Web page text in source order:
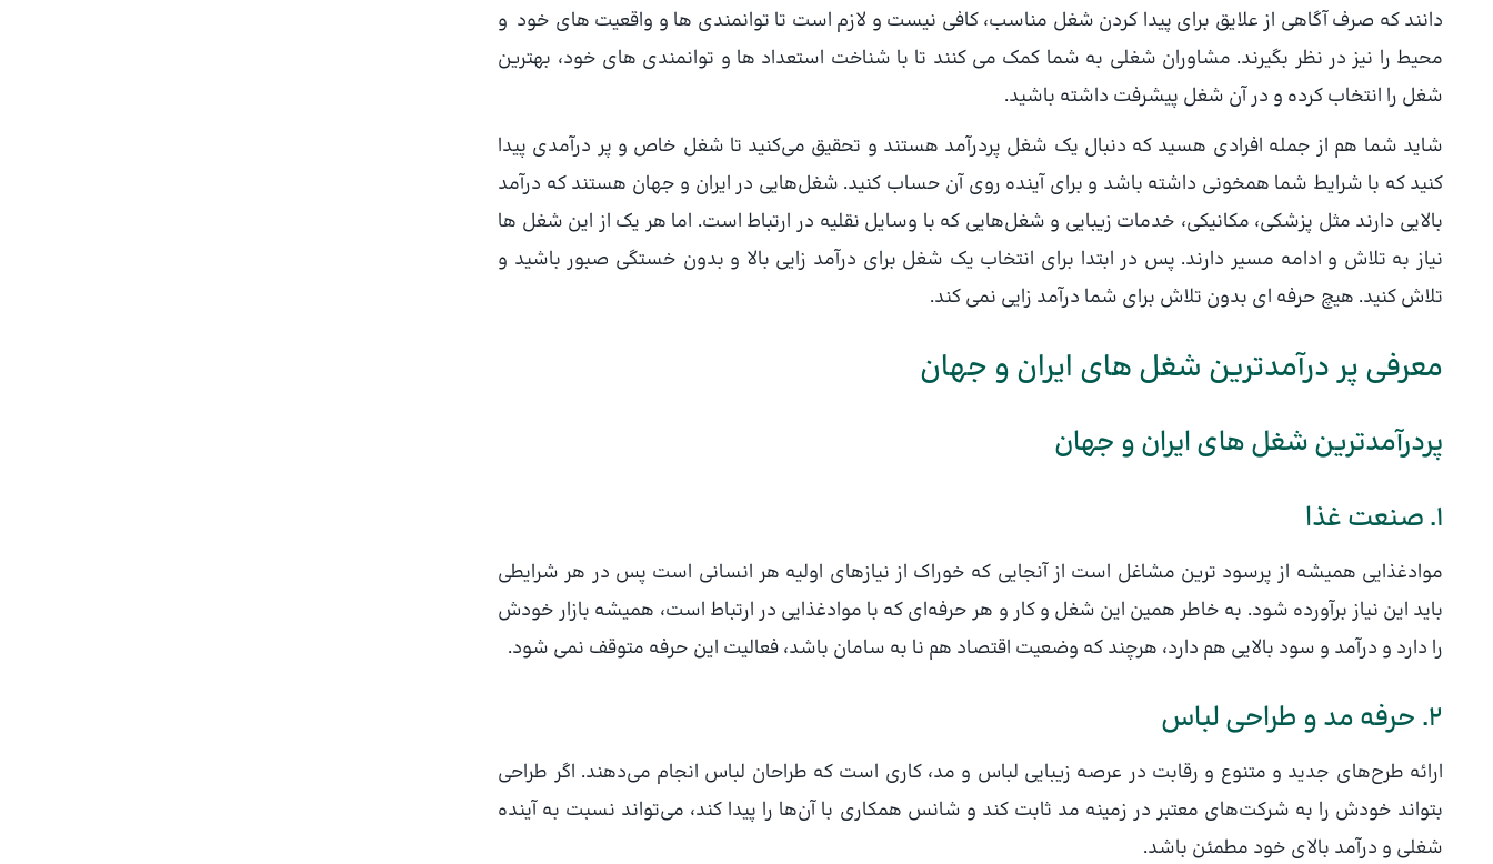
دانند که صرف آگاهی از علایق برای پیدا کردن شغل مناسب، کافی نیست و لازم است تا توانمندی ها و واقعیت های خود و
محیط را نیز در نظر بگیرند. مشاوران شغلی به شما کمک می کنند تا با شناخت استعداد ها و توانمندی های خود، بهترین
شغل را انتخاب کرده و در آن شغل پیشرفت داشته باشید.
شاید شما هم از جمله افرادی هسید که دنبال یک شغل پردرآمد هستند و تحقیق می‌کنید تا شغل خاص و پر درآمدی پیدا
کنید که با شرایط شما همخونی داشته باشد و برای آینده روی آن حساب کنید. شغل‌هایی در ایران و جهان هستند که درآمد
بالایی دارند مثل پزشکی، مکانیکی، خدمات زیبایی و شغل‌هایی که با وسایل نقلیه در ارتباط است. اما هر یک از این شغل ها
نیاز به تلاش و ادامه مسیر دارند. پس در ابتدا برای انتخاب یک شغل برای درآمد زایی بالا و بدون خستگی صبور باشید و
تلاش کنید. هیچ حرفه ای بدون تلاش برای شما درآمد زایی نمی کند.
معرفی پر درآمدترین شغل های ایران و جهان
پردرآمدترین شغل های ایران و جهان
1. صنعت غذا
مواد‌غذایی همیشه از پرسود ترین مشاغل است از آنجایی که خوراک از نیازهای اولیه هر انسانی است پس در هر شرایطی
باید این نیاز برآورده شود. به خاطر همین این شغل و کار و هر حرفه‌ای که با مواد‌غذایی در ارتباط است، همیشه بازار خودش
را دارد و درآمد و سود بالایی هم دارد، هرچند که وضعیت اقتصاد هم نا به سامان باشد، فعالیت این حرفه متوقف نمی شود.
2. حرفه مد و طراحی لباس
ارائه‌ طرح‌های جدید و متنوع و رقابت در عرصه‌ زیبایی لباس و مد، کاری است که طراحان لباس انجام می‌دهند. اگر طراحی
بتواند خودش را به شرکت‌های معتبر در زمینه مد ثابت کند و شانس همکاری با آن‌ها را پیدا کند، می‌تواند نسبت به آینده‌
شغلی و درآمد بالای خود مطمئن باشد.